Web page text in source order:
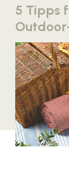
Cineplexx
Colmobil
Darbo
Designer
5 Tipps